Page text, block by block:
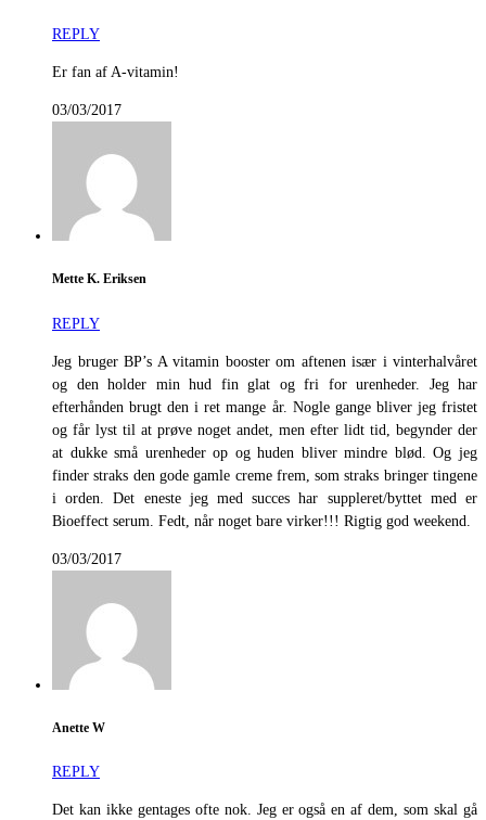
REPLY
Er fan af A-vitamin!
03/03/2017
Mette K. Eriksen
REPLY
Jeg bruger BP’s A vitamin booster om aftenen især i vinterhalvåret
og den holder min hud fin glat og fri for urenheder. Jeg har
efterhånden brugt den i ret mange år. Nogle gange bliver jeg fristet
og får lyst til at prøve noget andet, men efter lidt tid, begynder der
at dukke små urenheder op og huden bliver mindre blød. Og jeg
finder straks den gode gamle creme frem, som straks bringer tingene
i orden. Det eneste jeg med succes har suppleret/byttet med er
Bioeffect serum. Fedt, når noget bare virker!!! Rigtig god weekend.
03/03/2017
Anette W
REPLY
Det kan ikke gentages ofte nok. Jeg er også en af dem, som skal gå